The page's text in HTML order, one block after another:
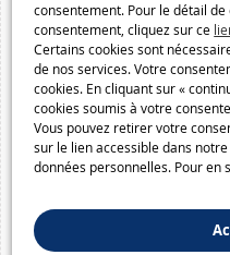
consentement. Pour le détail
consentement, cliquez sur ce
Certains cookies sont
de nos services. Votre
cookies. En cliquant sur «
cookies soumis à votre
Vous pouvez retirer votre
sur le lien accessible dans
données personnelles. Pour en